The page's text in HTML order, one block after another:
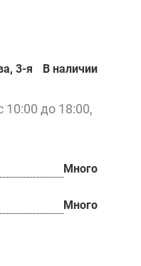
3-я
В наличии
до 18:00,
Много
Много